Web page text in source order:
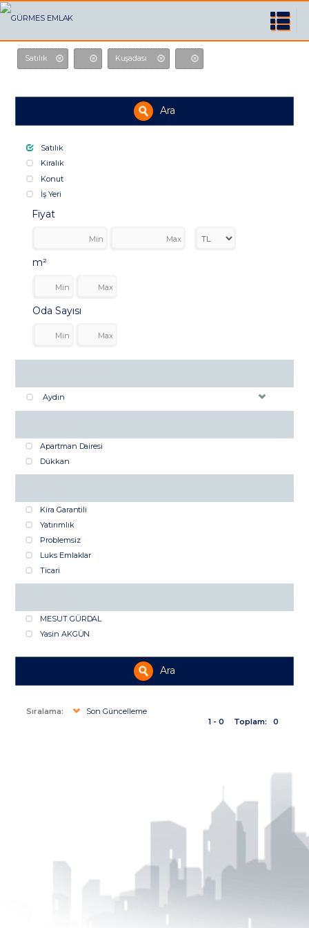
Satılık Kuşadası
Ara
Satılık
Kiralık
Konut
İş Yeri
Fiyat
m²
Oda Sayısı
Aydın
Apartman Dairesi
Dükkan
Kira Garantili
Yatırımlık
Problemsiz
Luks Emlaklar
Ticari
MESUT GÜRDAL
Yasin AKGÜN
Ara
Sıralama:
Son Güncelleme
1 - 0
Toplam: 0